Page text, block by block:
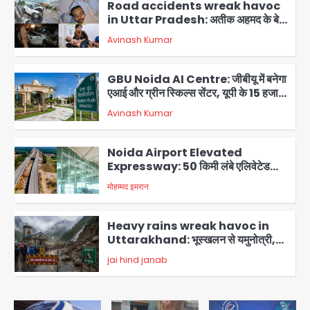
2
तीन की जान गई
3
GBU Noida AI Centre: जीबीयू में बनेगा
एआई और ग्रीन स्किल्स सेंटर, यूपी के 15 हजार
Avinash Kumar
4
Noida Airport Elevated
Expressway: 50 किमी लंबे एलिवेटेड
नोएडा एयरपोर्ट, 4000 करोड़ रुपये की लागत
से बनेगा 6-लेन एक्सप्रेसवे
मोहम्मद इमरान
5
Heavy rains wreak havoc in
Uttarakhand: भूस्खलन से यमुनोत्री,
चमोली-उत्तरकाशी में श्रद्धालु फंसे, नदियां खतरे
के निशान के पार
jai hind janab
1
Air India Flight Turbulence: हवा
में 5 मिनट तक कांपी फ्लाइट, क्रू मेंबर्स को रीढ़
पहुंचे अस्पताल